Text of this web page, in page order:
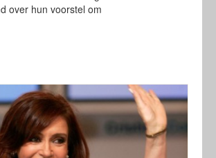
over hun voorstel om